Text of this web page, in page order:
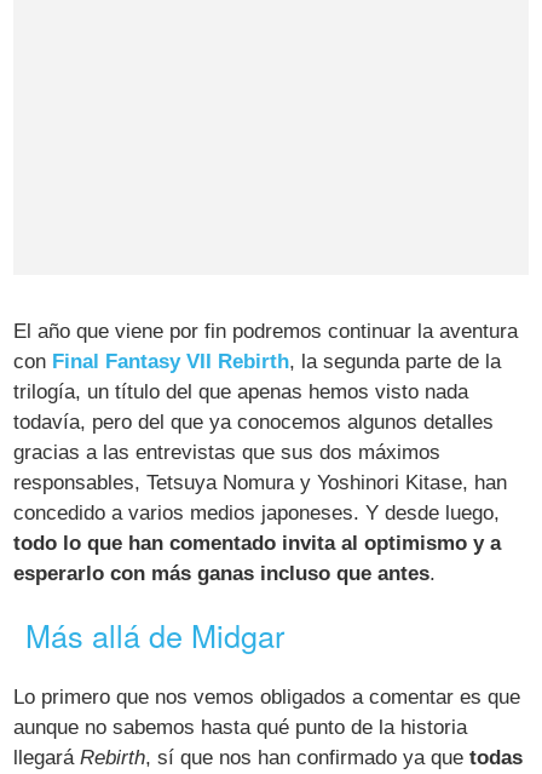
El año que viene por fin podremos continuar la aventura
con Final Fantasy VII Rebirth, la segunda parte de la
trilogía, un título del que apenas hemos visto nada
todavía, pero del que ya conocemos algunos detalles
gracias a las entrevistas que sus dos máximos
responsables, Tetsuya Nomura y Yoshinori Kitase, han
concedido a varios medios japoneses. Y desde luego,
todo lo que han comentado invita al optimismo y a
esperarlo con más ganas incluso que antes.
Más allá de Midgar
Lo primero que nos vemos obligados a comentar es que
aunque no sabemos hasta qué punto de la historia
llegaráRebirth, sí que nos han confirmado ya quetodas